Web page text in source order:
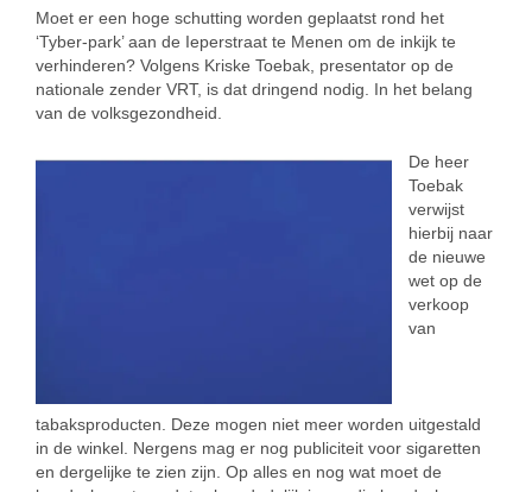
Moet er een hoge schutting worden geplaatst rond het
‘Tyber-park’ aan de Ieperstraat te Menen om de inkijk te
verhinderen? Volgens Kriske Toebak, presentator op de
nationale zender VRT, is dat dringend nodig. In het belang
van de volksgezondheid.
De heer
Toebak
verwijst
hierbij naar
de nieuwe
wet op de
verkoop
van
tabaksproducten. Deze mogen niet meer worden uitgestald
in de winkel. Nergens mag er nog publiciteit voor sigaretten
en dergelijke te zien zijn. Op alles en nog wat moet de